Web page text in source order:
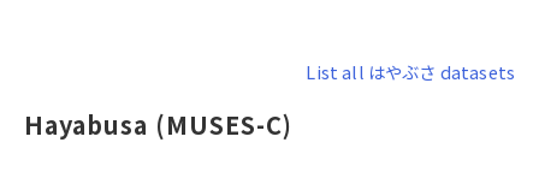
List all はやぶさ datasets
Hayabusa (MUSES-C)